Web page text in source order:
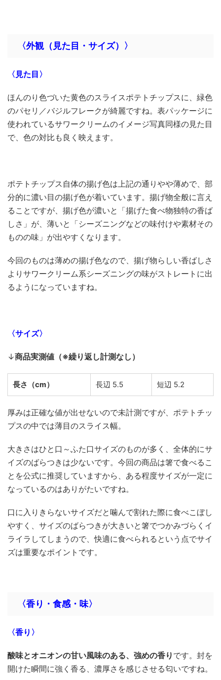
〈外観（見た目・サイズ）〉
〈見た目〉
ほんのり色づいた黄色のスライスポテトチップスに、緑色
のパセリ／バジルフレークが綺麗ですね。表パッケージに
使われているサワークリームのイメージ写真同様の見た目
で、色の対比も良く映えます。
ポテトチップス自体の揚げ色は上記の通りやや薄めで、部
分的に濃い目の揚げ色が着いています。揚げ物全般に言え
ることですが、揚げ色が濃いと「揚げた食べ物独特の香ば
しさ」が、薄いと「シーズニングなどの味付けや素材その
ものの味」が出やすくなります。
今回のものは薄めの揚げ色なので、揚げ物らしい香ばしさ
よりサワークリーム系シーズニングの味がストレートに出
るようになっていますね。
〈サイズ〉
↓商品実測値（※繰り返し計測なし）
長さ（cm） 長辺 5.5 短辺 5.2
厚みは正確な値が出せないので未計測ですが、ポテトチッ
プスの中では薄目のスライス幅。
大きさはひと口～ふた口サイズのものが多く、全体的にサ
イズのばらつきは少ないです。今回の商品は箸で食べるこ
とを公式に推奨していますから、ある程度サイズが一定に
なっているのはありがたいですね。
口に入りきらないサイズだと噛んで割れた際に食べこぼし
やすく、サイズのばらつきが大きいと箸でつかみづらくイ
ライラしてしまうので、快適に食べられるという点でサイ
ズは重要なポイントです。
〈香り・食感・味〉
〈香り〉
酸味とオニオンの甘い風味のある、強めの香り です。封を
開けた瞬間に強く香る、濃厚さを感じさせる匂いですね。